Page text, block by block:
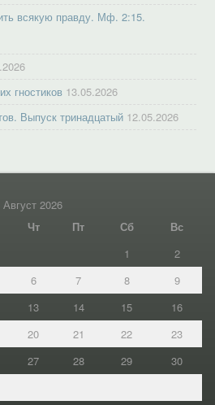
всякую правду. Мф. 2:15.
гностиков 13.05.2026
Выпуск тринадцатый 12.05.2026
Август 2026
Чт Пт Сб
Вс
1
2
6 7 8
9
13 14 15
16
20 21 22
23
27 28 29
30